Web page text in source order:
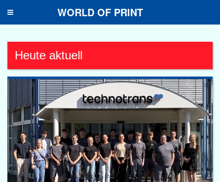
Toggle
WORLD OF PRINT
Heute aktuell